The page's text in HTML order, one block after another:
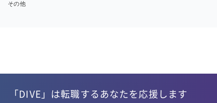
その他
「DIVE」は転職するあなたを応援します